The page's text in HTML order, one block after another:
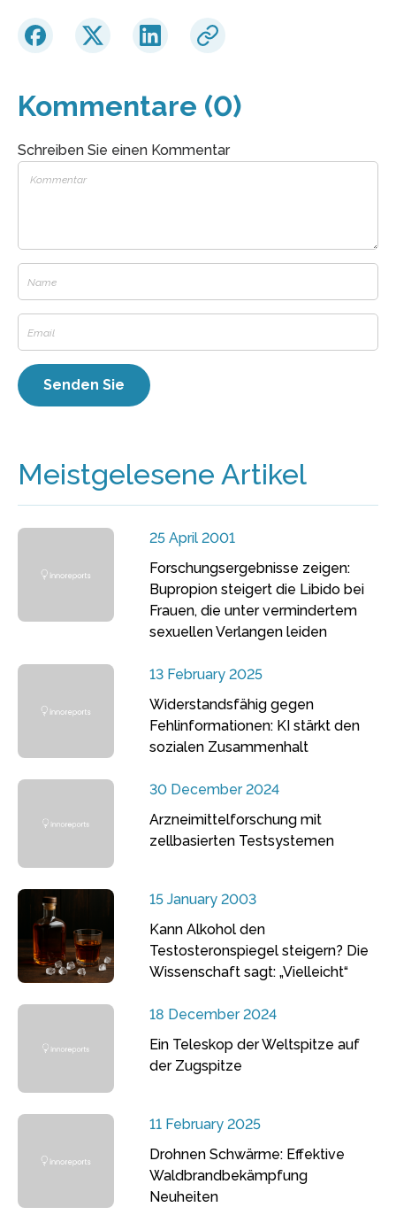
Kommentare (0)
Schreiben Sie einen Kommentar
Meistgelesene Artikel
25 April 2001
Forschungsergebnisse zeigen:
Bupropion steigert die Libido bei
Frauen, die unter vermindertem
sexuellen Verlangen leiden
13 February 2025
Widerstandsfähig gegen
Fehlinformationen: KI stärkt den
sozialen Zusammenhalt
30 December 2024
Arzneimittelforschung mit
zellbasierten Testsystemen
15 January 2003
Kann Alkohol den
Testosteronspiegel steigern? Die
Wissenschaft sagt: „Vielleicht“
18 December 2024
Ein Teleskop der Weltspitze auf
der Zugspitze
11 February 2025
Drohnen Schwärme: Effektive
Waldbrandbekämpfung
Neuheiten